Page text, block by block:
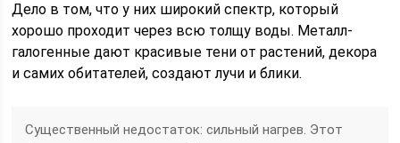
Дело в том, что у них широкий спектр, который
хорошо проходит через всю толщу воды. Металл-
галогенные дают красивые тени от растений, декора
и самих обитателей, создают лучи и блики.
Существенный недостаток: сильный нагрев. Этот